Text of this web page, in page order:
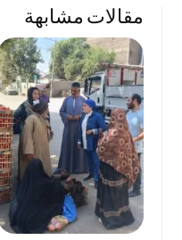
مقالات مشابهة